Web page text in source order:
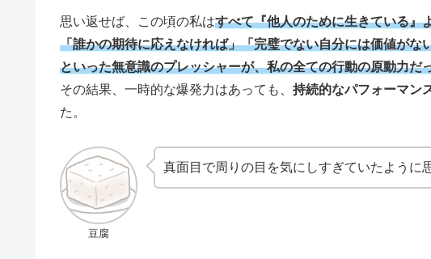
思い返せば、この頃の私はすべて『他人のために生きている』
「誰かの期待に応えなければ」「完璧でない自分には価値が
といった無意識のプレッシャーが、私の全ての行動の原動力だ
その結果、一時的な爆発力はあっても、 持続的なパフォーマン
た。
豆腐
真面目で周りの目を気にしすぎていたように